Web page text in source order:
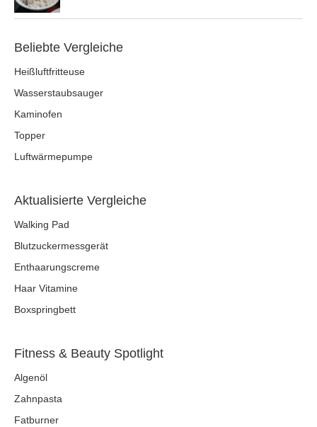
Beliebte Vergleiche
Heißluftfritteuse
Wasserstaubsauger
Kaminofen
Topper
Luftwärmepumpe
Aktualisierte Vergleiche
Walking Pad
Blutzuckermessgerät
Enthaarungscreme
Haar Vitamine
Boxspringbett
Fitness & Beauty Spotlight
Algenöl
Zahnpasta
Fatburner